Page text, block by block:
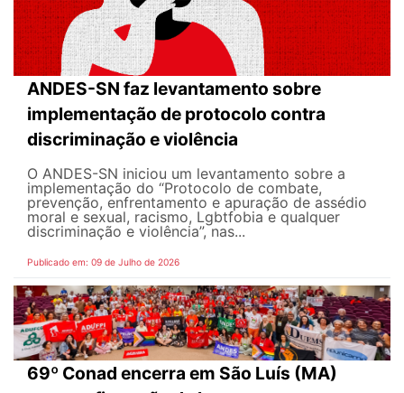
ANDES-SN faz levantamento sobre
implementação de protocolo contra
discriminação e violência
O ANDES-SN iniciou um levantamento sobre a
implementação do “Protocolo de combate,
prevenção, enfrentamento e apuração de assédio
moral e sexual, racismo, Lgbtfobia e qualquer
discriminação e violência”, nas...
Publicado em: 09 de Julho de 2026
69º Conad encerra em São Luís (MA)